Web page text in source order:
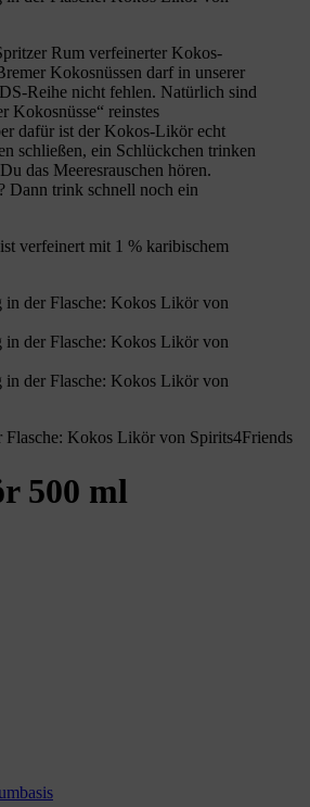
Rum verfeinerter Kokos-
Kokosnüssen darf in unserer
Reihe nicht fehlen. Natürlich sind
Kokosnüsse“ reinstes
dafür ist der Kokos-Likör echt
schließen, ein Schlückchen trinken
das Meeresrauschen hören.
Dann trink schnell noch ein
verfeinert mit 1 % karibischem
500 ml